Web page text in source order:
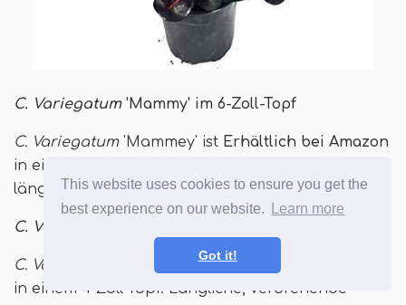
This website uses cookies to ensure you get the
best experience on our website.
Learn more
Got it!
C. Variegatum'Mammy' im 6-Zoll-Topf
C. Variegatum'Mammey' ist Erhältlich bei Amazon
in einem 6-Zoll-Topf. Mehrfarbige, verdrehende,
längliche Blätter werden rot und gelb akzentuiert.
C. Variegatum
C. Variegatum "Banane" istErhältlich bei Amazon
in einem 4-Zoll-Topf. Längliche, verdrehende